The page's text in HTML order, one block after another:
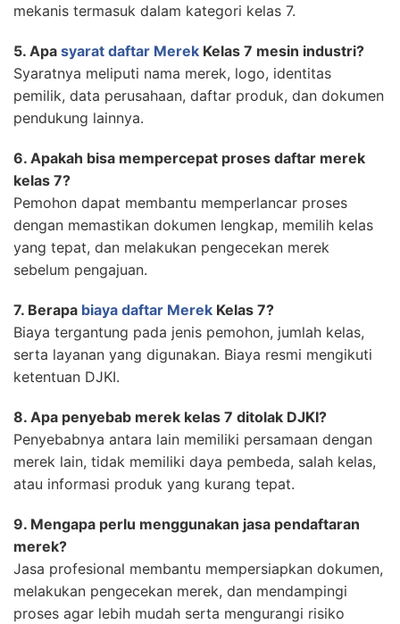
mekanis termasuk dalam kategori kelas 7.
5. Apa syarat daftar Merek Kelas 7 mesin industri?
Syaratnya meliputi nama merek, logo, identitas
pemilik, data perusahaan, daftar produk, dan dokumen
pendukung lainnya.
6. Apakah bisa mempercepat proses daftar merek
kelas 7?
Pemohon dapat membantu memperlancar proses
dengan memastikan dokumen lengkap, memilih kelas
yang tepat, dan melakukan pengecekan merek
sebelum pengajuan.
7. Berapa biaya daftar Merek Kelas 7?
Biaya tergantung pada jenis pemohon, jumlah kelas,
serta layanan yang digunakan. Biaya resmi mengikuti
ketentuan DJKI.
8. Apa penyebab merek kelas 7 ditolak DJKI?
Penyebabnya antara lain memiliki persamaan dengan
merek lain, tidak memiliki daya pembeda, salah kelas,
atau informasi produk yang kurang tepat.
9. Mengapa perlu menggunakan jasa pendaftaran
merek?
Jasa profesional membantu mempersiapkan dokumen,
melakukan pengecekan merek, dan mendampingi
proses agar lebih mudah serta mengurangi risiko